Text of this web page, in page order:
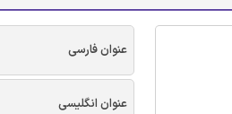
عنوان فارسی
عنوان انگلیسی